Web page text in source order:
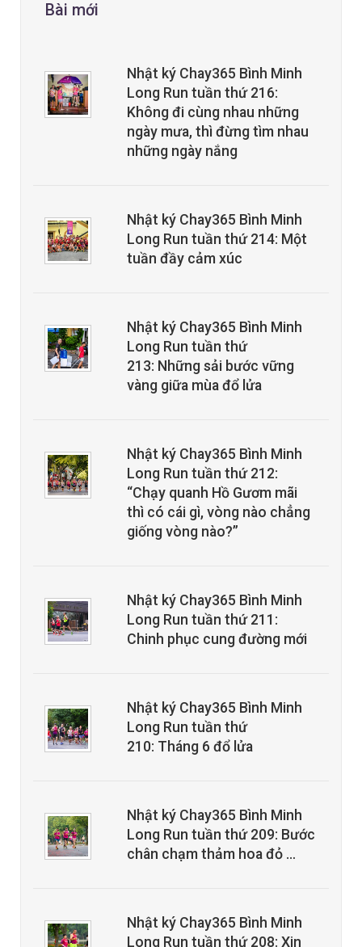
Bài mới
Nhật ký Chay365 Bình Minh
Long Run tuần thứ 216:
Không đi cùng nhau những
ngày mưa, thì đừng tìm nhau
những ngày nắng
Nhật ký Chay365 Bình Minh
Long Run tuần thứ 214: Một
tuần đầy cảm xúc
Nhật ký Chay365 Bình Minh
Long Run tuần thứ
213: Những sải bước vững
vàng giữa mùa đổ lửa
Nhật ký Chay365 Bình Minh
Long Run tuần thứ 212:
“Chạy quanh Hồ Gươm mãi
thì có cái gì, vòng nào chẳng
giống vòng nào?”
Nhật ký Chay365 Bình Minh
Long Run tuần thứ 211:
Chinh phục cung đường mới
Nhật ký Chay365 Bình Minh
Long Run tuần thứ
210: Tháng 6 đổ lửa
Nhật ký Chay365 Bình Minh
Long Run tuần thứ 209: Bước
chân chạm thảm hoa đỏ …
Nhật ký Chay365 Bình Minh
Long Run tuần thứ 208: Xin